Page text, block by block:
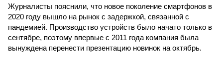
Журналисты пояснили, что новое поколение смартфонов в
2020 году вышло на рынок с задержкой, связанной с
пандемией. Производство устройств было начато только в
сентябре, поэтому впервые с 2011 года компания была
вынуждена перенести презентацию новинок на октябрь.